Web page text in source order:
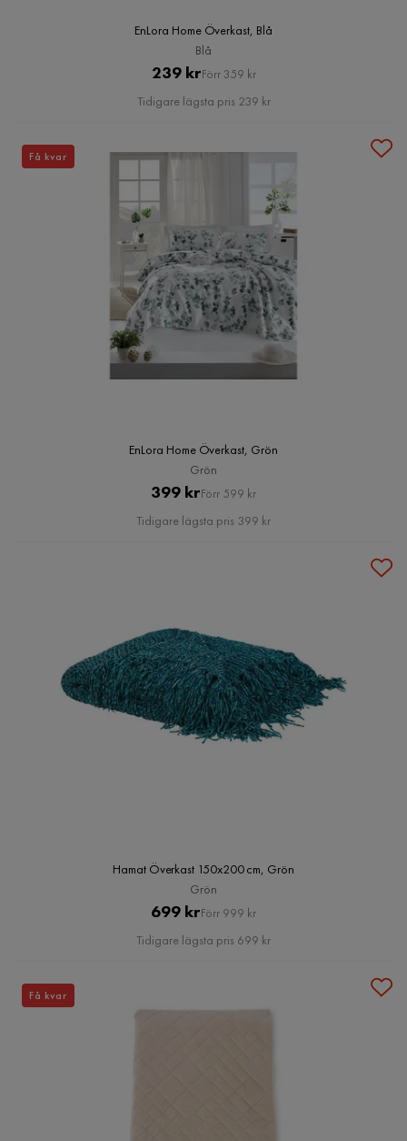
EnLora Home Överkast, Blå
Blå
Pris
239 krOriginal
Pris
Förr 359 kr
Tidigare lägsta pris 239 kr
EnLora Home Överkast, Grön
Grön
Pris
399 krOriginal
Pris
Förr 599 kr
Tidigare lägsta pris 399 kr
Få kvar
Hamat Överkast 150x200 cm, Grön
Grön
Pris
699 krOriginal
Pris
Förr 999 kr
Tidigare lägsta pris 699 kr
Få kvar